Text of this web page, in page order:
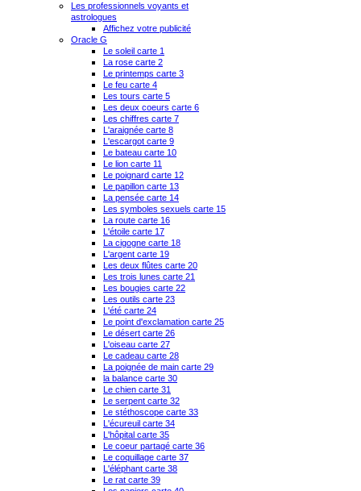
Les professionnels voyants et
astrologues
Affichez votre publicité
Oracle G
Le soleil carte 1
La rose carte 2
Le printemps carte 3
Le feu carte 4
Les tours carte 5
Les deux coeurs carte 6
Les chiffres carte 7
L'araignée carte 8
L'escargot carte 9
Le bateau carte 10
Le lion carte 11
Le poignard carte 12
Le papillon carte 13
La pensée carte 14
Les symboles sexuels carte 15
La route carte 16
L'étoile carte 17
La cigogne carte 18
L'argent carte 19
Les deux flûtes carte 20
Les trois lunes carte 21
Les bougies carte 22
Les outils carte 23
L'été carte 24
Le point d'exclamation carte 25
Le désert carte 26
L'oiseau carte 27
Le cadeau carte 28
La poignée de main carte 29
la balance carte 30
Le chien carte 31
Le serpent carte 32
Le stéthoscope carte 33
L'écureuil carte 34
L'hôpital carte 35
Le coeur partagé carte 36
Le coquillage carte 37
L'éléphant carte 38
Le rat carte 39